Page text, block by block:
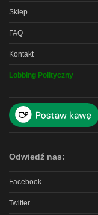
Sklep
FAQ
Kontakt
Lobbing Polityczny
Odwiedź nas:
Facebook
Twitter